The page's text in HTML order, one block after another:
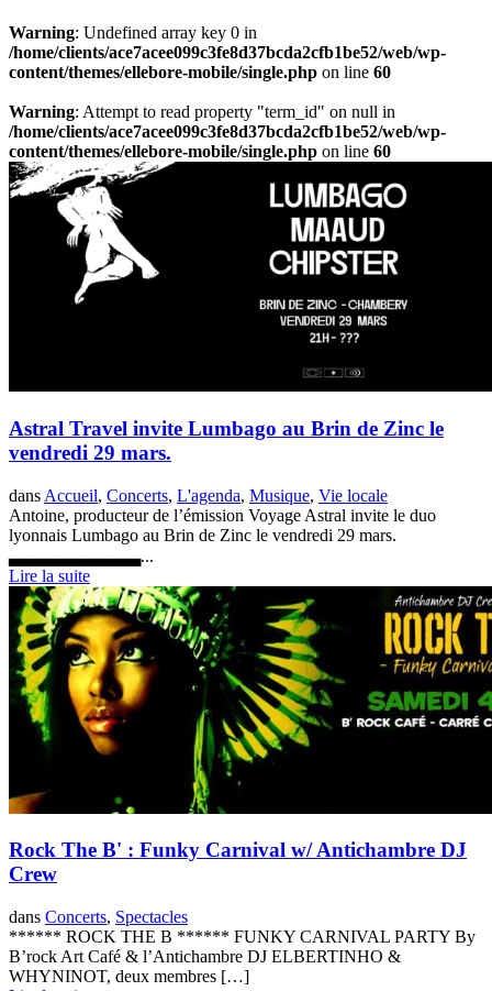
Warning: Undefined array key 0 in
/home/clients/ace7acee099c3fe8d37bcda2cfb1be52/web/wp-
content/themes/ellebore-mobile/single.php on line 60
Warning: Attempt to read property "term_id" on null in
/home/clients/ace7acee099c3fe8d37bcda2cfb1be52/web/wp-
content/themes/ellebore-mobile/single.php on line 60
Astral Travel invite Lumbago au Brin de Zinc le
vendredi 29 mars.
dans Accueil, Concerts, L'agenda, Musique, Vie locale
Antoine, producteur de l’émission Voyage Astral invite le duo
lyonnais Lumbago au Brin de Zinc le vendredi 29 mars.
▃▃▃▃▃▃▃▃▃▃...
Lire la suite
Rock The B' : Funky Carnival w/ Antichambre DJ
Crew
dans Concerts, Spectacles
****** ROCK THE B ****** FUNKY CARNIVAL PARTY By
B’rock Art Café & l’Antichambre DJ ELBERTINHO &
WHYNINOT, deux membres […]